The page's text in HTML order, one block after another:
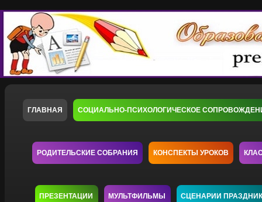
ГЛАВНАЯ СОЦИАЛЬНО-ПСИХОЛОГИЧЕСКОЕ
РОДИТЕЛЬСКИЕ СОБРАНИЯ КОНСПЕКТЫ УРОКОВ
ПРЕЗЕНТАЦИИ МУЛЬТФИЛЬМЫ СЦЕНАРИИ